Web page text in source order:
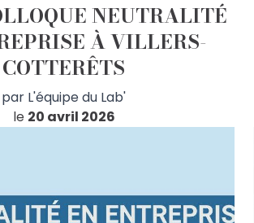
NEUTRALITÉ
À VILLERS-
COTTERÊTS
par L'équipe du Lab'
le 20 avril 2026